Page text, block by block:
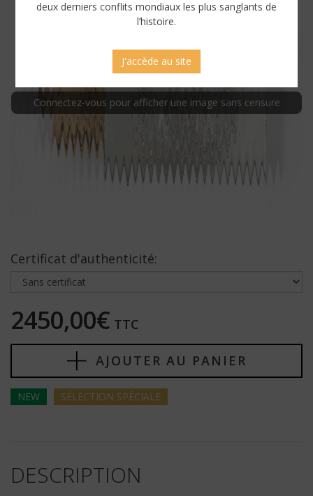
Connectez-vous pour afficher une image sans censure
Certificat d'authenticité:
2450,00€ TTC
AJOUTER AU PANIER
NEW SÉLECTION SPÉCIALE
DESCRIPTION
deux derniers conflits mondiaux les plus sanglants de
l’histoire.
J'accède au site